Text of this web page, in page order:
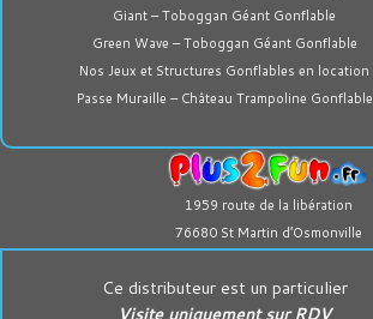
Giant – Toboggan Géant Gonflable
Green Wave – Toboggan Géant Gonflable
Nos Jeux et Structures Gonflables en location
Passe Muraille – Château Trampoline Gonflable
1959 route de la libération
76680 St Martin d’Osmonville
Ce distributeur est un particulier
Visite uniquement sur RDV